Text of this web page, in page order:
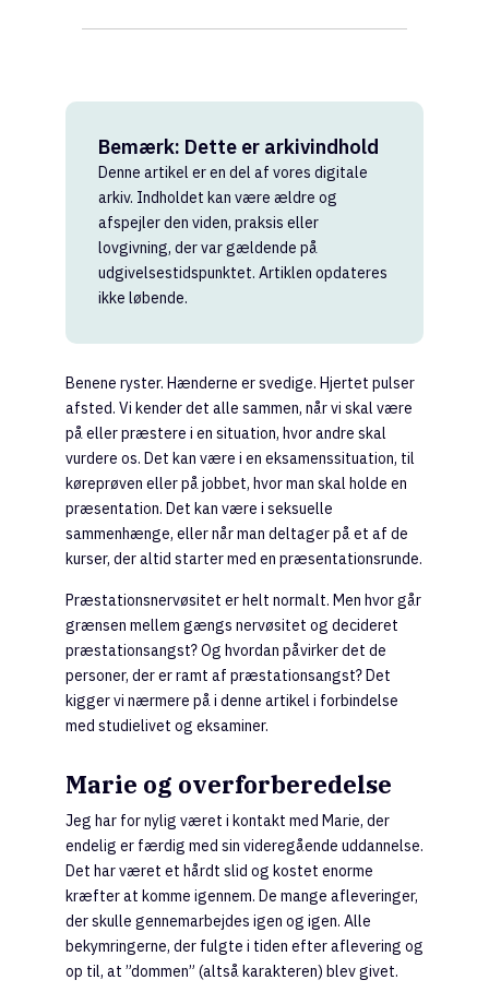
Bemærk: Dette er arkivindhold
Denne artikel er en del af vores digitale
arkiv. Indholdet kan være ældre og
afspejler den viden, praksis eller
lovgivning, der var gældende på
udgivelsestidspunktet. Artiklen opdateres
ikke løbende.
Benene ryster. Hænderne er svedige. Hjertet pulser
afsted. Vi kender det alle sammen, når vi skal være
på eller præstere i en situation, hvor andre skal
vurdere os. Det kan være i en eksamenssituation, til
køreprøven eller på jobbet, hvor man skal holde en
præsentation. Det kan være i seksuelle
sammenhænge, eller når man deltager på et af de
kurser, der altid starter med en præsentationsrunde.
Præstationsnervøsitet er helt normalt. Men hvor går
grænsen mellem gængs nervøsitet og decideret
præstationsangst? Og hvordan påvirker det de
personer, der er ramt af præstationsangst? Det
kigger vi nærmere på i denne artikel i forbindelse
med studielivet og eksaminer.
Marie og overforberedelse
Jeg har for nylig været i kontakt med Marie, der
endelig er færdig med sin videregående uddannelse.
Det har været et hårdt slid og kostet enorme
kræfter at komme igennem. De mange afleveringer,
der skulle gennemarbejdes igen og igen. Alle
bekymringerne, der fulgte i tiden efter aflevering og
op til, at ”dommen” (altså karakteren) blev givet.